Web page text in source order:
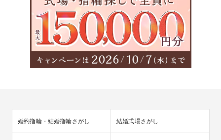
婚約指輪・結婚指輪さがし 結婚式場さがし